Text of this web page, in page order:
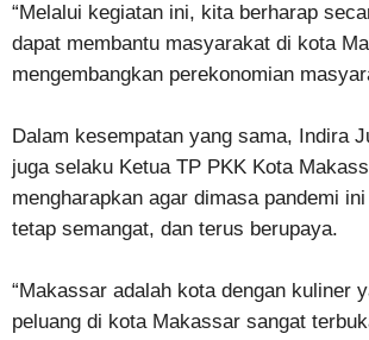
“Melalui kegiatan ini, kita berharap
dapat membantu masyarakat di kota
mengembangkan perekonomian
Dalam kesempatan yang sama, Indira
juga selaku Ketua TP PKK Kota
mengharapkan agar dimasa pandemi
tetap semangat, dan terus berupaya.
“Makassar adalah kota dengan kuliner
peluang di kota Makassar sangat